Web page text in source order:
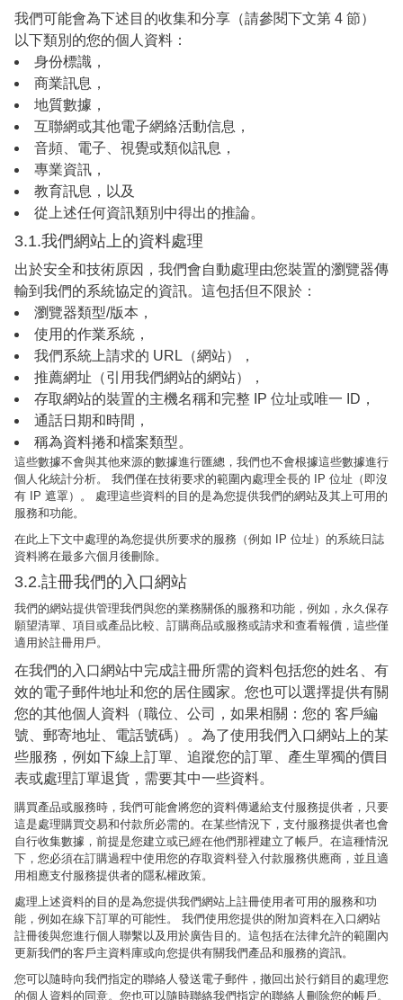
我們可能會為下述目的收集和分享（請參閱下文第 4 節）
以下類別的您的個人資料：
身份標識，
商業訊息，
地質數據，
互聯網或其他電子網絡活動信息，
音頻、電子、視覺或類似訊息，
專業資訊，
教育訊息，以及
從上述任何資訊類別中得出的推論。
3.1.我們網站上的資料處理
出於安全和技術原因，我們會自動處理由您裝置的瀏覽器傳
輸到我們的系統協定的資訊。這包括但不限於：
瀏覽器類型/版本，
使用的作業系統，
我們系統上請求的 URL（網站），
推薦網址（引用我們網站的網站），
存取網站的裝置的主機名稱和完整 IP 位址或唯一 ID，
通話日期和時間，
稱為資料捲和檔案類型。
這些數據不會與其他來源的數據進行匯總，我們也不會根據這些數據進行
個人化統計分析。 我們僅在技術要求的範圍內處理全長的 IP 位址（即沒
有 IP 遮罩）。 處理這些資料的目的是為您提供我們的網站及其上可用的
服務和功能。
在此上下文中處理的為您提供所要求的服務（例如 IP 位址）的系統日誌
資料將在最多六個月後刪除。
3.2.註冊我們的入口網站
我們的網站提供管理我們與您的業務關係的服務和功能，例如，永久保存
願望清單、項目或產品比較、訂購商品或服務或請求和查看報價，這些僅
適用於註冊用戶。
在我們的入口網站中完成註冊所需的資料包括您的姓名、有
效的電子郵件地址和您的居住國家。您也可以選擇提供有關
您的其他個人資料（職位、公司，如果相關：您的 客戶編
號、郵寄地址、電話號碼）。為了使用我們入口網站上的某
些服務，例如下線上訂單、追蹤您的訂單、產生單獨的價目
表或處理訂單退貨，需要其中一些資料。
購買產品或服務時，我們可能會將您的資料傳遞給支付服務提供者，只要
這是處理購買交易和付款所必需的。在某些情況下，支付服務提供者也會
自行收集數據，前提是您建立或已經在他們那裡建立了帳戶。在這種情況
下，您必須在訂購過程中使用您的存取資料登入付款服務供應商，並且適
用相應支付服務提供者的隱私權政策。
處理上述資料的目的是為您提供我們網站上註冊使用者可用的服務和功
能，例如在線下訂單的可能性。 我們使用您提供的附加資料在入口網站
註冊後與您進行個人聯繫以及用於廣告目的。這包括在法律允許的範圍內
更新我們的客戶主資料庫或向您提供有關我們產品和服務的資訊。
您可以隨時向我們指定的聯絡人發送電子郵件，撤回出於行銷目的處理您
的個人資料的同意。您也可以隨時聯絡我們指定的聯絡人刪除您的帳戶。